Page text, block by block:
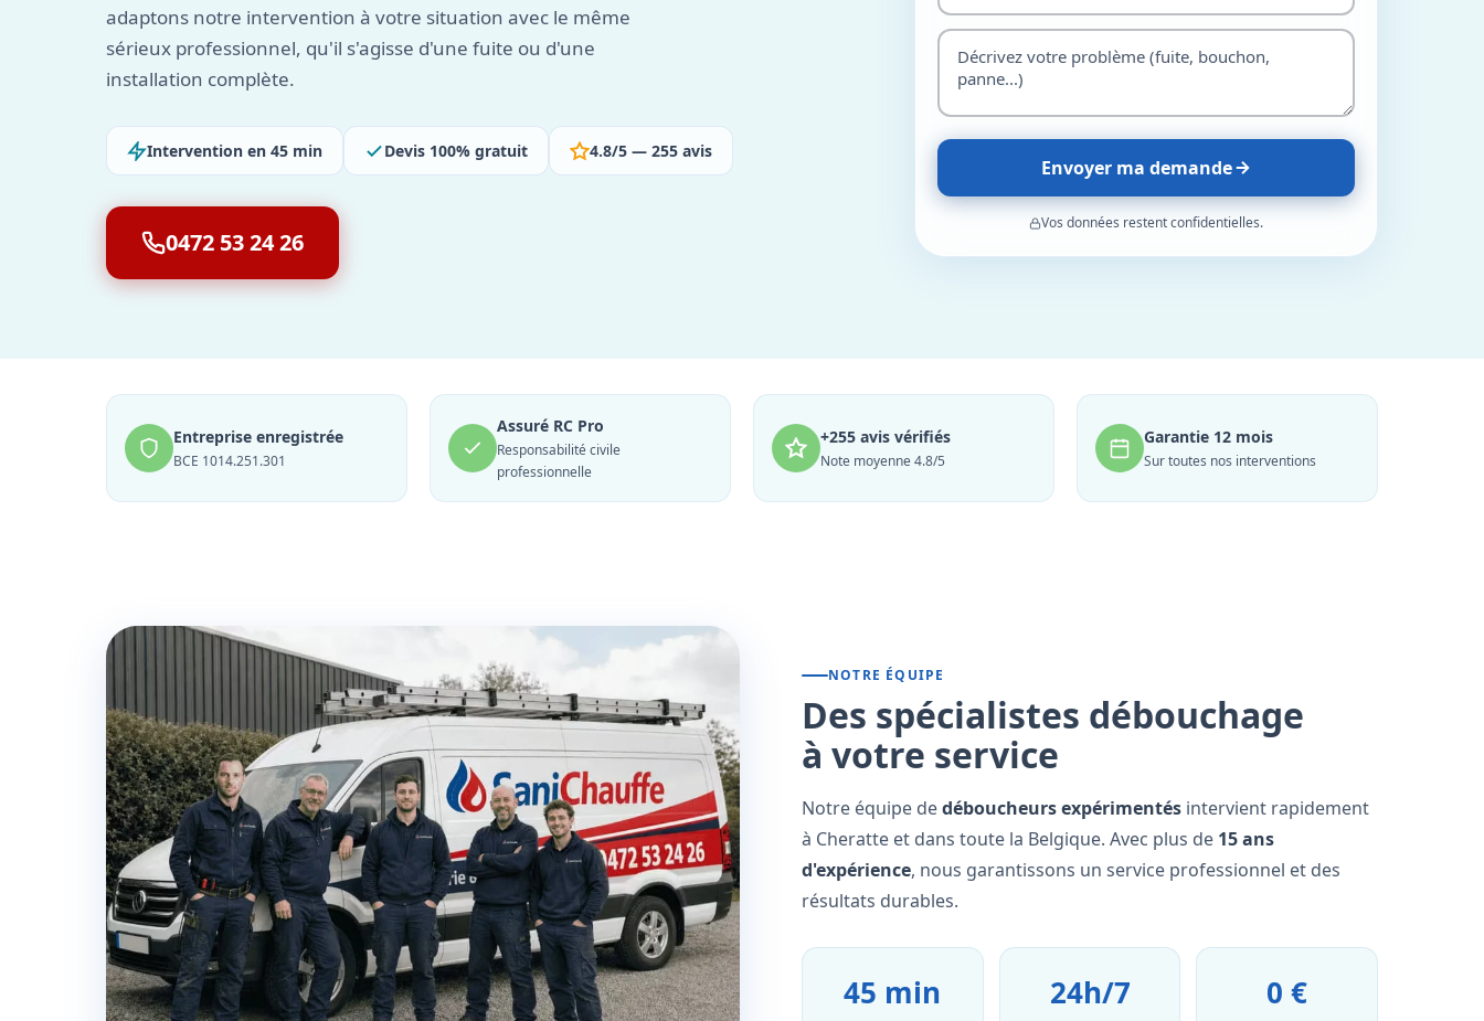
adaptons notre intervention à votre situation avec le même
sérieux professionnel, qu'il s'agisse d'une fuite ou d'une
installation complète.
Intervention en 45 min Devis 100% gratuit 4.8/5 — 255 avis
0472 53 24 26
Envoyer ma demande
Vos données restent confidentielles.
Entreprise enregistrée
BCE 1014.251.301
Assuré RC Pro
Responsabilité civile
professionnelle
+255 avis vérifiés
Note moyenne 4.8/5
Garantie 12 mois
Sur toutes nos interventions
NOTRE ÉQUIPE
Des spécialistes débouchage
à votre service
Notre équipe dedéboucheurs expérimentés intervient rapidement
à Cheratte et dans toute la Belgique. Avec plus de 15 ans
d'expérience, nous garantissons un service professionnel et des
résultats durables.
45 min 24h/7 0 €